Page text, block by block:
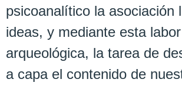
psicoanalítico la asociación
ideas, y mediante esta labor
arqueológica, la tarea de
a capa el contenido de